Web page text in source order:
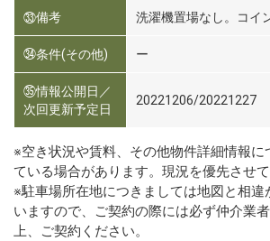
㉝備考 洗濯機置場なし。コイ
㉞条件(その他) ー
㉟情報公開日／
次回更新予定日
20221206/20221227
※空き状況や賃料、その他物件詳細情報に
ている場合があります。現況を優先させて
※駐車場所在地につきましては地図と相違
いますので、ご契約の際には必ず仲介業
上、ご契約ください。